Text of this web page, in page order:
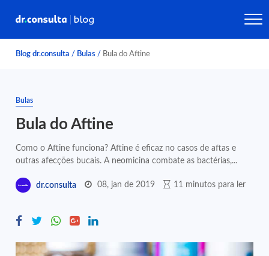
Blog dr.consulta / Bulas / Bula do Aftine
Bulas
Bula do Aftine
Como o Aftine funciona? Aftine é eficaz no casos de aftas e
outras afecções bucais. A neomicina combate as bactérias,...
dr.consulta 08, jan de 2019 11 minutos para ler